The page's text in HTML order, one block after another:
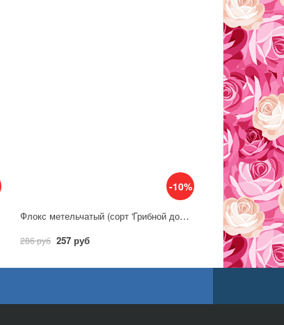
-10%
Флокс метельчатый (сорт 'Грибной дождь')
286 руб 257 руб